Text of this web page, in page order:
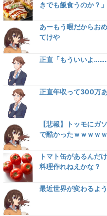
きでも飯食うのか？」
あーもう暇だからお
てけや
正直「もういいよ
正直年収って300万
【悲報】トッモにガ
で酷かったｗｗｗｗｗ
トマト缶があるんだ
料理作れねえかな？
最近世界が変わるよ